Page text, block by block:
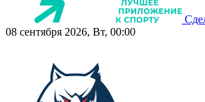
08 сентября 2026, Вт, 00:00